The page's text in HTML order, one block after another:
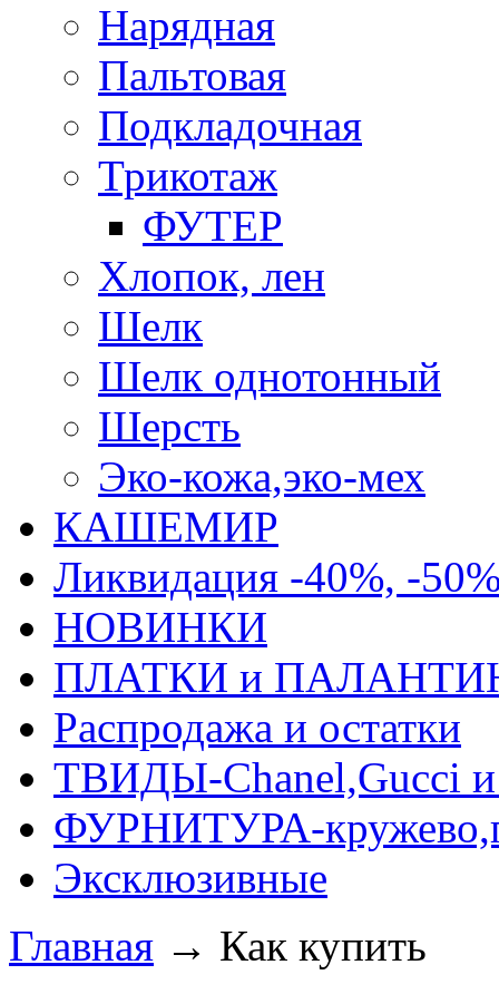
Нарядная
Пальтовая
Подкладочная
Трикотаж
ФУТЕР
Хлопок, лен
Шелк
Шелк однотонный
Шерсть
Эко-кожа,эко-мех
КАШЕМИР
Ликвидация -40%, -
НОВИНКИ
ПЛАТКИ и
Распродажа и остатки
ТВИДЫ-Сhanel,Gucci и
ФУРНИТУРА-
Эксклюзивные
Главная → Как купить